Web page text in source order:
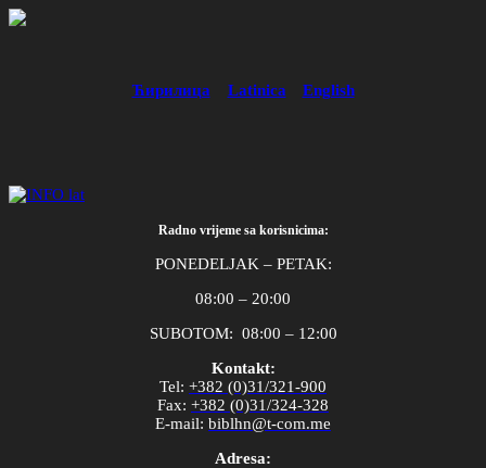
Ћирилица Latinica English
Radno vrijeme sa korisnicima:
PONEDELJAK – PETAK:
08:00 – 20:00
SUBOTOM: 08:00 – 12:00
Kontakt:
Tel: +382 (0)31/321-900
Fax: +382 (0)31/324-328
E-mail: biblhn@t-com.me
Adresa: